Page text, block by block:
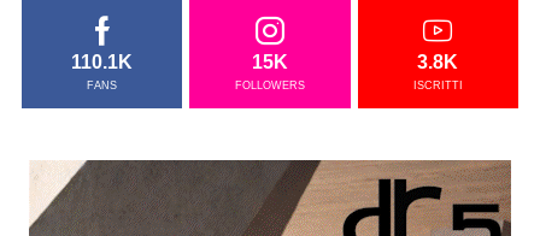
110.1K
FANS
15K
FOLLOWERS
3.8K
ISCRITTI